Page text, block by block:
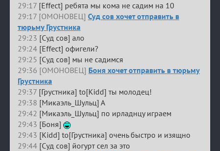
29:17 [Effect] ребята мы кома не садим на 10
29:17 [ОМОНОВЕЦ] Суд сов хочет отправить в
тюрьму Грустника
29:23 [Суд сов] ало
29:24 [Effect] офигели?
29:25 [Суд сов] мы не садимся
29:36 [ОМОНОВЕЦ] Боня хочет отправить в тюрьму
Грустника
29:37 [Грустника] to[Kidd] ты молодец!
29:38 [Микаэль_Шульц] А
29:42 [Микаэль_Шульц] по ирладнцу играем
29:43 [Боня]
29:43 [Kidd] to[Грустника] очень быстро и изящно
29:44 [Суд сов] йогурт сел за это